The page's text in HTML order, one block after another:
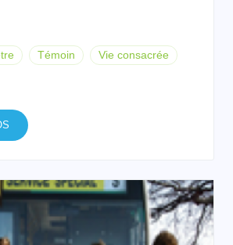
Témoin Vie consacrée